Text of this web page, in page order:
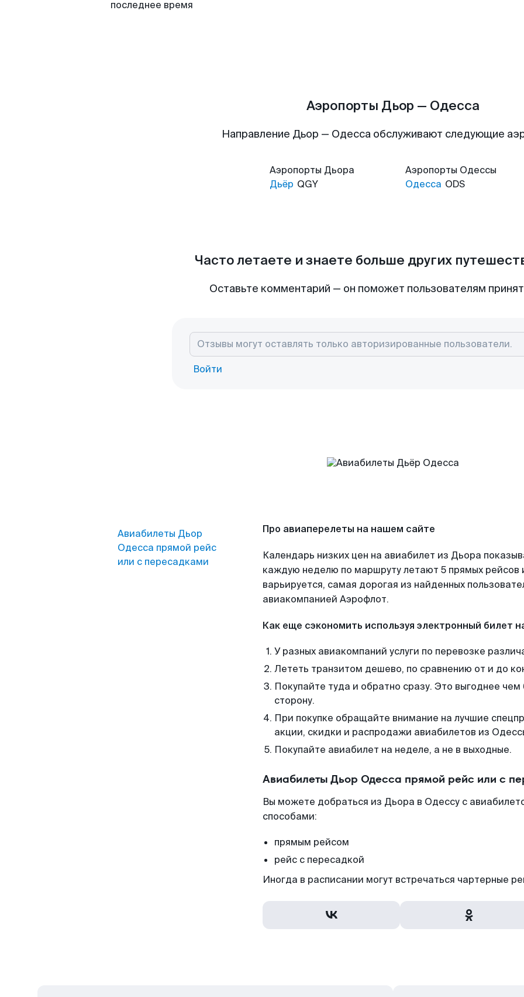
последнее время
Аэропорты Дьор — Одесса
Направление Дьор — Одесса обслуживают следующие
Аэропорты Дьора
Дьёр QGY
Аэропорты Одессы
Одесса ODS
Часто летаете и знаете больше других
Оставьте комментарий — он поможет пользователям
Войти
Авиабилеты Дьор
Одесса прямой рейс
или с пересадками
Про авиаперелеты на нашем сайте
Календарь низких цен на авиабилет из Дьора
каждую неделю по маршруту летают 5 прямых рейсов
варьируется, самая дорогая из найденных
авиакомпанией Аэрофлот.
Как еще сэкономить используя электронный билет
У разных авиакомпаний услуги по перевозке
Лететь транзитом дешево, по сравнению от и до
Покупайте туда и обратно сразу. Это выгоднее
сторону.
При покупке обращайте внимание на лучшие
акции, скидки и распродажи авиабилетов из
Покупайте авиабилет на неделе, а не в выходные.
Авиабилеты Дьор Одесса прямой рейс или с
Вы можете добраться из Дьора в Одессу с
способами:
прямым рейсом
рейс с пересадкой
Иногда в расписании могут встречаться чартерные